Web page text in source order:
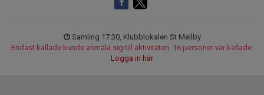
Samling 17:30, Klubblokalen St Mellby
Endast kallade kunde anmäla sig till aktiviteten. 16 personer var kallade.
Logga in här